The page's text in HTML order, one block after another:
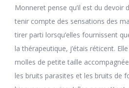
Monneret pense qu’il est du devoir
tenir compte des sensations des
tirer parti lorsqu’elles fournissent
la thérapeutique, j’étais réticent.
molles de petite taille
les bruits parasites et les bruits de